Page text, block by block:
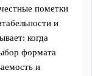
пометки
и
когда
формата
и